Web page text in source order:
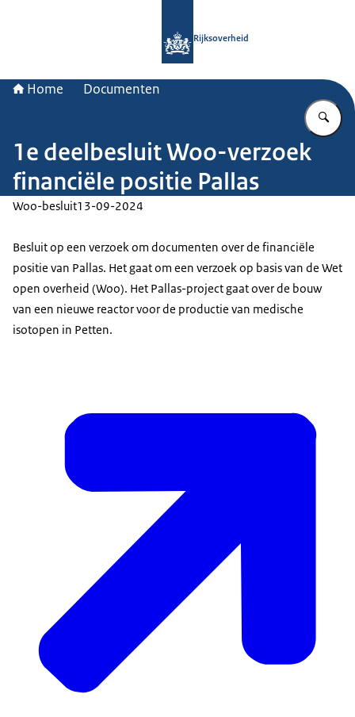
Rijksoverheid
Home Documenten
1e deelbesluit Woo-verzoek
financiële positie Pallas
Woo-besluit13-09-2024
Besluit op een verzoek om documenten over de financiële
positie van Pallas. Het gaat om een verzoek op basis van de Wet
open overheid (Woo). Het Pallas-project gaat over de bouw
van een nieuwe reactor voor de productie van medische
isotopen in Petten.